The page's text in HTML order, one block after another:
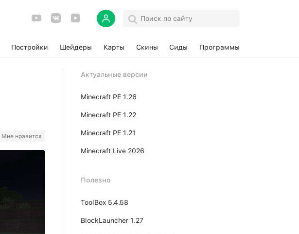
Постройки Шейдеры Карты Скины Сиды Программы
Мне нравится
Актуальные версии
Minecraft PE 1.26
Minecraft PE 1.22
Minecraft PE 1.21
Minecraft Live 2026
Полезно
ToolBox 5.4.58
BlockLauncher 1.27